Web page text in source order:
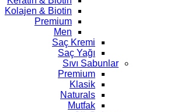
Kolajen & Biotin
Premium
Men
Saç Kremi
Saç Yağı
Sıvı Sabunlar
Premium
Klasik
Naturals
Mutfak